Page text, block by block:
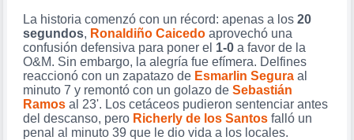
La historia comenzó con un récord: apenas a los 20
segundos, Ronaldiño Caicedoaprovechó una
confusión defensiva para poner el 1-0a favor de la
O&M. Sin embargo, la alegría fue efímera. Delfines
reaccionó con un zapatazo de Esmarlin Seguraal
minuto 7 y remontó con un golazo de Sebastián
Ramosal 23'. Los cetáceos pudieron sentenciar antes
del descanso, pero Richerly de los Santosfalló un
penal al minuto 39 que le dio vida a los locales.